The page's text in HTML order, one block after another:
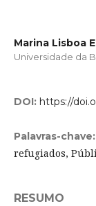
Marina Lisboa
Universidade da
DOI: https://
Palavras-chave:
refugiados,
RESUMO